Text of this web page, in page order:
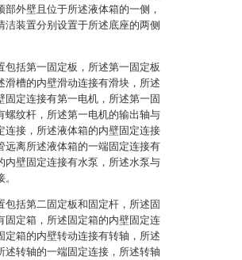
外壁且位于所述液体箱的一侧，
洁装置分别设置于所述底座的两侧
包括第一固定板，所述第一固定板
滑槽的内壁滑动连接有滑块，所述
固定连接有第一电机，所述第一固
螺纹杆，所述第一电机的输出轴与
连接，所述液体箱的内壁固定连接
远离所述液体箱的一端固定连接有
内壁固定连接有水泵，所述水泵与
包括第二固定板和固定杆，所述固
固定箱，所述固定箱的内壁固定连
定箱的内壁转动连接有转轴，所述
述转轴的一端固定连接，所述转轴